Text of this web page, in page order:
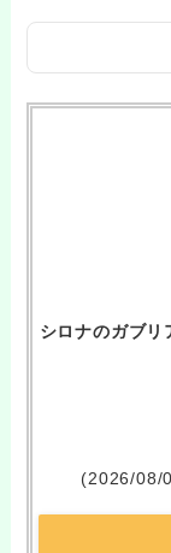
シロナのガブ
(2026/08/